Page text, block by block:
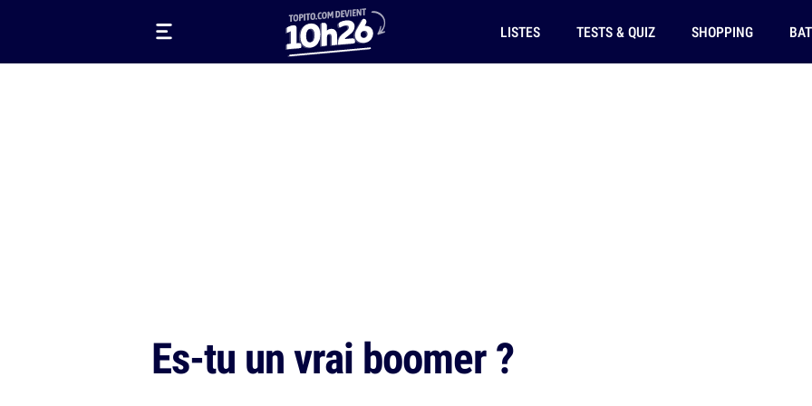
LISTES TESTS & QUIZ SHOPPING
Es-tu un vrai boomer ?